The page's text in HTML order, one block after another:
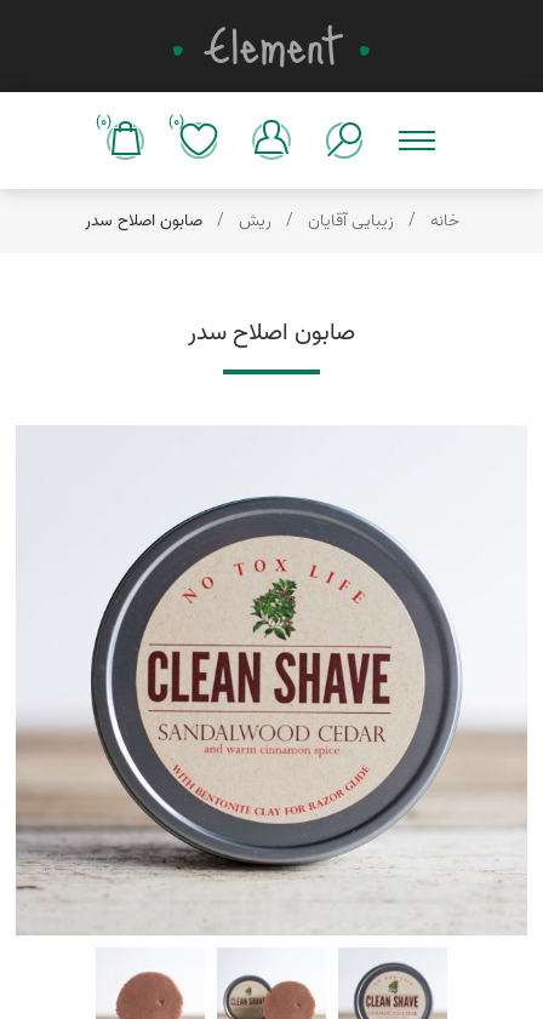
(0)
(0)
خانه / زیبایی آقایان / ریش / صابون اصلاح سدر
صابون اصلاح سدر